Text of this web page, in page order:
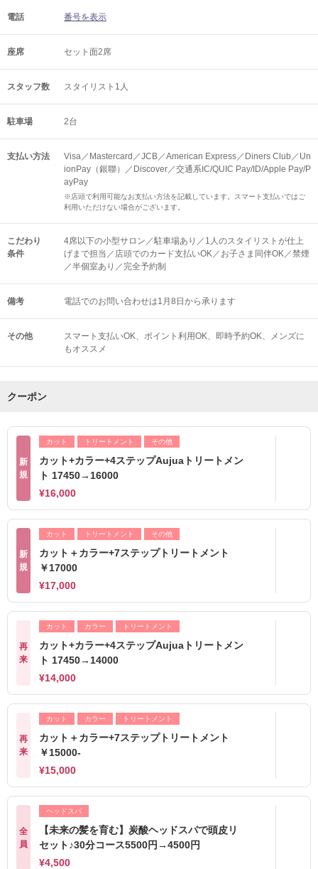
電話 番号を表示
座席 セット面2席
スタッフ数 スタイリスト1人
駐車場 2台
支払い方法
Visa／Mastercard／JCB／American Express／Diners Club／Un
ionPay（銀聯）／Discover／交通系IC/QUIC Pay/ID/Apple Pay/P
ayPay
※店頭で利用可能なお支払い方法を記載しています。スマート支払いではご
利用いただけない場合がございます。
こだわり
条件
4席以下の小型サロン／駐車場あり／1人のスタイリストが仕上
げまで担当／店頭でのカード支払いOK／お子さま同伴OK／禁煙
／半個室あり／完全予約制
備考 電話でのお問い合わせは1月8日から承ります
その他 スマート支払いOK ポイント利用OK 即時予約OK
メンズに
もオススメ
クーポン
新
規
カット トリートメント その他
カット+カラー+4ステップAujuaトリートメン
ト 17450→16000
¥16,000
新
規
カット トリートメント その他
カット＋カラー+7ステップトリートメント
￥17000
¥17,000
再
来
カット カラー トリートメント
カット+カラー+4ステップAujuaトリートメン
ト 17450→14000
¥14,000
再
来
カット カラー トリートメント
カット＋カラー+7ステップトリートメント
￥15000-
¥15,000
全
員
ヘッドスパ
【未来の髪を育む】炭酸ヘッドスパで頭皮リ
セット♪30分コース5500円→4500円
¥4,500